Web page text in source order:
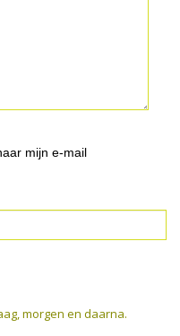
mijn e-mail
morgen en daarna.